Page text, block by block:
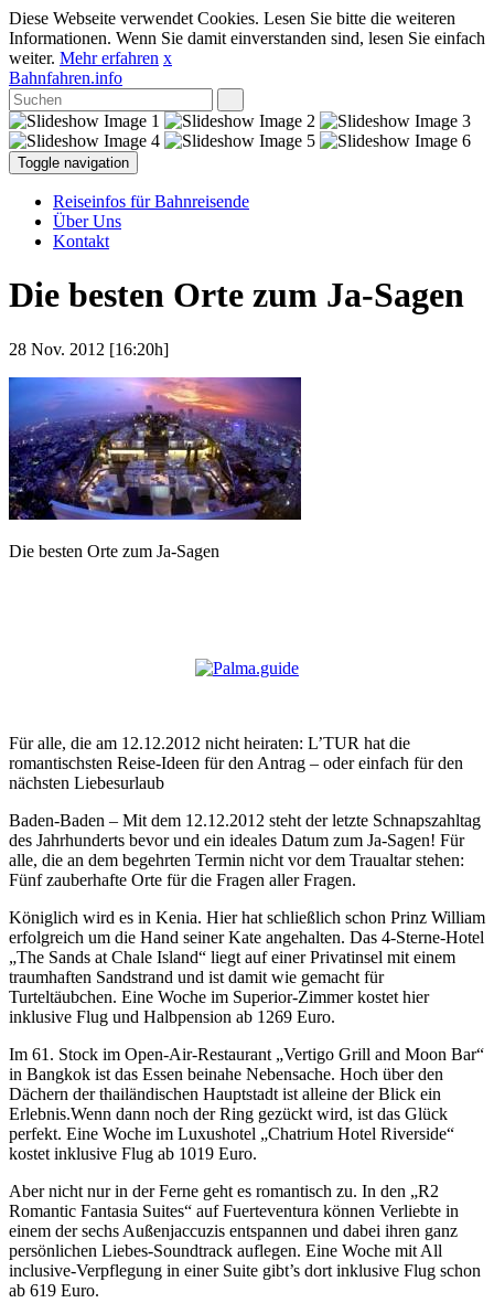
Diese Webseite verwendet Cookies. Lesen Sie bitte die weiteren
Informationen. Wenn Sie damit einverstanden sind, lesen Sie einfach
weiter. Mehr erfahren x
Bahnfahren.info
Toggle navigation
Reiseinfos für Bahnreisende
Über Uns
Kontakt
Die besten Orte zum Ja-Sagen
28 Nov. 2012 [16:20h]
Die besten Orte zum Ja-Sagen
Für alle, die am 12.12.2012 nicht heiraten: L’TUR hat die
romantischsten Reise-Ideen für den Antrag – oder einfach für den
nächsten Liebesurlaub
Baden-Baden – Mit dem 12.12.2012 steht der letzte Schnapszahltag
des Jahrhunderts bevor und ein ideales Datum zum Ja-Sagen! Für
alle, die an dem begehrten Termin nicht vor dem Traualtar stehen:
Fünf zauberhafte Orte für die Fragen aller Fragen.
Königlich wird es in Kenia. Hier hat schließlich schon Prinz William
erfolgreich um die Hand seiner Kate angehalten. Das 4-Sterne-Hotel
„The Sands at Chale Island“ liegt auf einer Privatinsel mit einem
traumhaften Sandstrand und ist damit wie gemacht für
Turteltäubchen. Eine Woche im Superior-Zimmer kostet hier
inklusive Flug und Halbpension ab 1269 Euro.
Im 61. Stock im Open-Air-Restaurant „Vertigo Grill and Moon Bar“
in Bangkok ist das Essen beinahe Nebensache. Hoch über den
Dächern der thailändischen Hauptstadt ist alleine der Blick ein
Erlebnis.Wenn dann noch der Ring gezückt wird, ist das Glück
perfekt. Eine Woche im Luxushotel „Chatrium Hotel Riverside“
kostet inklusive Flug ab 1019 Euro.
Aber nicht nur in der Ferne geht es romantisch zu. In den „R2
Romantic Fantasia Suites“ auf Fuerteventura können Verliebte in
einem der sechs Außenjaccuzis entspannen und dabei ihren ganz
persönlichen Liebes-Soundtrack auflegen. Eine Woche mit All
inclusive-Verpflegung in einer Suite gibt’s dort inklusive Flug schon
ab 619 Euro.